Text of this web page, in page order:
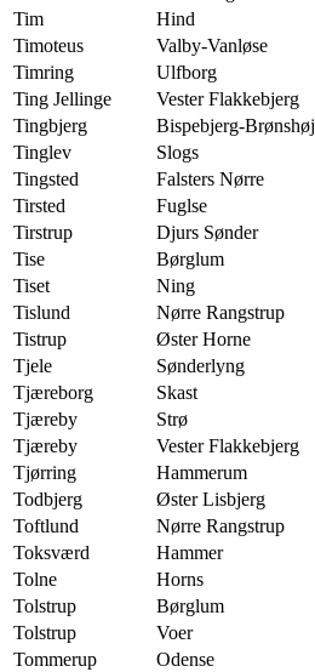
Tim
Hind
Timoteus
Valby-Vanløse
Timring
Ulfborg
Ting Jellinge
Vester Flakkebjerg
Tingbjerg
Bispebjerg-Brønshøj
Tinglev
Slogs
Tingsted
Falsters Nørre
Tirsted
Fuglse
Tirstrup
Djurs Sønder
Tise
Børglum
Tiset
Ning
Tislund
Nørre Rangstrup
Tistrup
Øster Horne
Tjele
Sønderlyng
Tjæreborg
Skast
Tjæreby
Strø
Tjæreby
Vester Flakkebjerg
Tjørring
Hammerum
Todbjerg
Øster Lisbjerg
Toftlund
Nørre Rangstrup
Toksværd
Hammer
Tolne
Horns
Tolstrup
Børglum
Tolstrup
Voer
Tommerup
Odense